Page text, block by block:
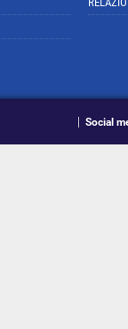
Social